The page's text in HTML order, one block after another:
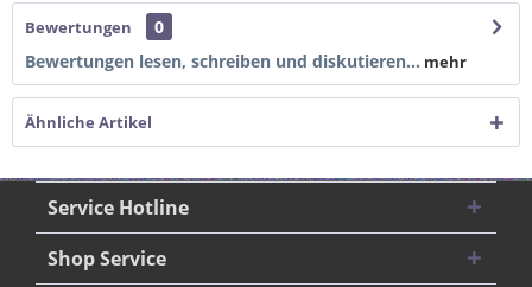
Bewertungen
0
Bewertungen lesen, schreiben und diskutieren... mehr
Ähnliche Artikel
Service Hotline
Shop Service